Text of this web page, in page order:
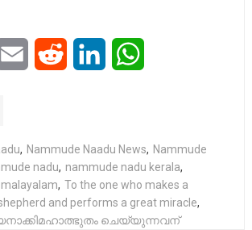
Email Reddit LinkedIn
, Nammude Naadu News, Nammude
nadu, nammude nadu kerala,
, To the one who makes a
and performs a great miracle,
ചെയ്യുന്നവന്